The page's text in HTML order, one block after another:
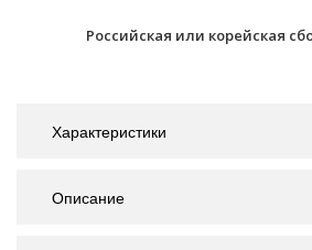
Российская или корейская
Характеристики
Описание